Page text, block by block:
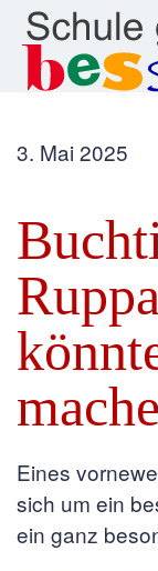
3. Mai 2025
Eines
sich um ein
ein ganz